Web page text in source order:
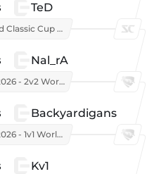
TeD
Blizzard Classic Cup 2026
Nal_rA
RLCS 2026 - 2v2 World Championship
Backyardigans
RLCS 2026 - 1v1 World Championship
Kv1